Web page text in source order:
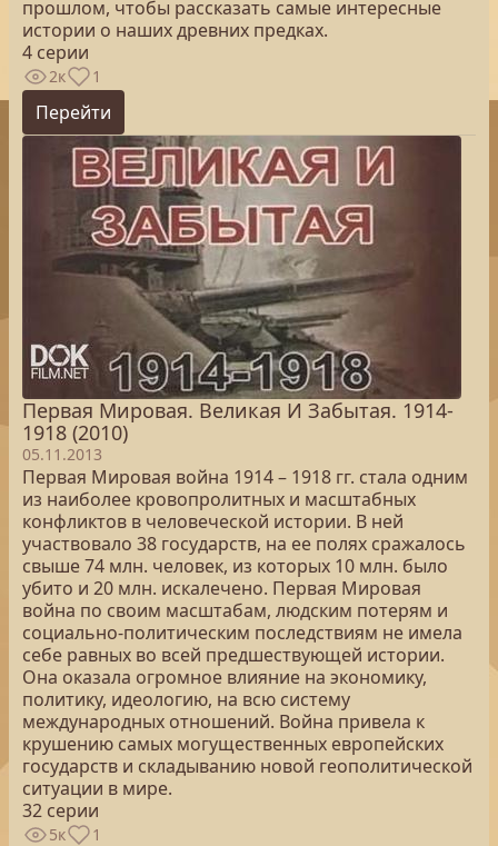
прошлом, чтобы рассказать самые интересные
истории о наших древних предках.
4 серии
2к 1
Перейти
Первая Мировая. Великая И Забытая. 1914-
1918 (2010)
05.11.2013
Первая Мировая война 1914 – 1918 гг. стала одним
из наиболее кровопролитных и масштабных
конфликтов в человеческой истории. В ней
участвовало 38 государств, на ее полях сражалось
свыше 74 млн. человек, из которых 10 млн. было
убито и 20 млн. искалечено. Первая Мировая
война по своим масштабам, людским потерям и
социально-политическим последствиям не имела
себе равных во всей предшествующей истории.
Она оказала огромное влияние на экономику,
политику, идеологию, на всю систему
международных отношений. Война привела к
крушению самых могущественных европейских
государств и складыванию новой геополитической
ситуации в мире.
32 серии
5к 1